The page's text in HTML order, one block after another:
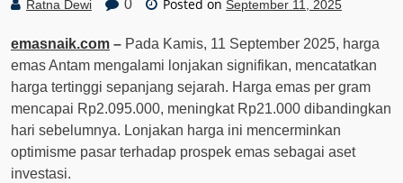
Ratna Dewi 0 Posted on September 11, 2025
emasnaik.com – Pada Kamis, 11 September 2025, harga
emas Antam mengalami lonjakan signifikan, mencatatkan
harga tertinggi sepanjang sejarah. Harga emas per gram
mencapai Rp2.095.000, meningkat Rp21.000 dibandingkan
hari sebelumnya. Lonjakan harga ini mencerminkan
optimisme pasar terhadap prospek emas sebagai aset
investasi.